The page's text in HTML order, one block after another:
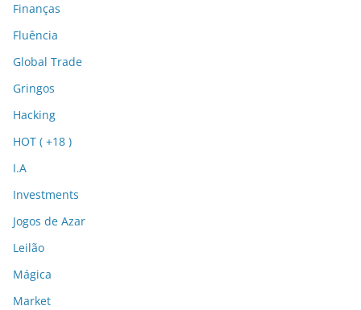
Finanças
Fluência
Global Trade
Gringos
Hacking
HOT ( +18 )
I.A
Investments
Jogos de Azar
Leilão
Mágica
Market